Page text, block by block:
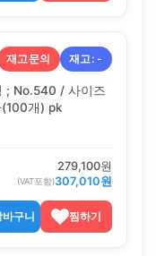
재고문의 재고:-
; No.540 / 사이즈
개) pk
279,100원
(VAT포함)307,010원
바구니 찜하기